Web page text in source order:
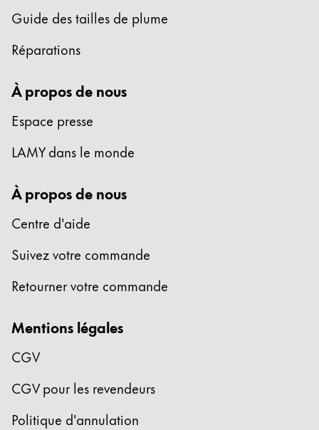
Guide des tailles de plume
Réparations
À propos de nous
Espace presse
LAMY dans le monde
À propos de nous
Centre d'aide
Suivez votre commande
Retourner votre commande
Mentions légales
CGV
CGV pour les revendeurs
Politique d'annulation